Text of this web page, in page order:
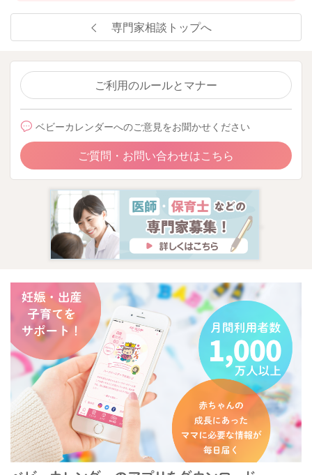
専門家相談トップへ
ご利用のルールとマナー
ベビーカレンダーへのご意見をお聞かせください
ご質問・お問い合わせはこちら